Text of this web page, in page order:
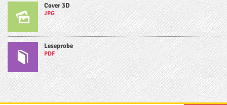
Cover 3D
JPG
Leseprobe
PDF